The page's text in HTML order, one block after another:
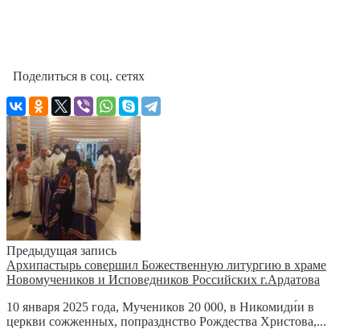
Поделиться в соц. сетях
Предыдущая запись
Архипастырь совершил Божественную литургию в храме
Новомучеников и Исповедников Российских г.Ардатова
10 января 2025 года, Мучеников 20 000, в Никомиди́и в
церкви сожженных, попразднство Рождества Христова,...